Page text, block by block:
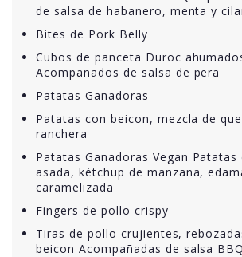
de salsa de habanero, menta y
Bites de Pork Belly
Cubos de panceta Duroc
Acompañados de salsa de pera
Patatas Ganadoras
Patatas con beicon, mezcla de
ranchera
Patatas Ganadoras Vegan
asada, kétchup de manzana,
caramelizada
Fingers de pollo crispy
Tiras de pollo crujientes,
beicon Acompañadas de salsa